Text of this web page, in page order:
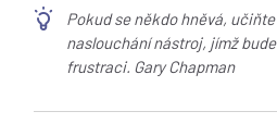
Pokud se někdo hněvá, učiňte
naslouchání nástroj, jímž
frustraci. Gary Chapman